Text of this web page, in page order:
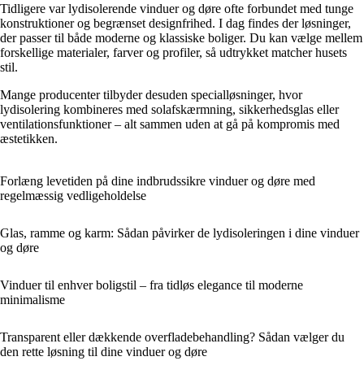
Tidligere var lydisolerende vinduer og døre ofte forbundet med tunge
konstruktioner og begrænset designfrihed. I dag findes der løsninger,
der passer til både moderne og klassiske boliger. Du kan vælge mellem
forskellige materialer, farver og profiler, så udtrykket matcher husets
stil.
Mange producenter tilbyder desuden specialløsninger, hvor
lydisolering kombineres med solafskærmning, sikkerhedsglas eller
ventilationsfunktioner – alt sammen uden at gå på kompromis med
æstetikken.
Forlæng levetiden på dine indbrudssikre vinduer og døre med
regelmæssig vedligeholdelse
Glas, ramme og karm: Sådan påvirker de lydisoleringen i dine vinduer
og døre
Vinduer til enhver boligstil – fra tidløs elegance til moderne
minimalisme
Transparent eller dækkende overfladebehandling? Sådan vælger du
den rette løsning til dine vinduer og døre